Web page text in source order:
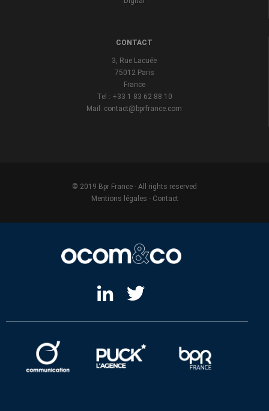
CONTACT
3, Rue Lacuée
75012 Paris
France
Tel : +33 1 83 62 88 10
Mail: contact@bprfrance.com
© 2019 Bpr France - All rights reserved
Mentions légales - Contact